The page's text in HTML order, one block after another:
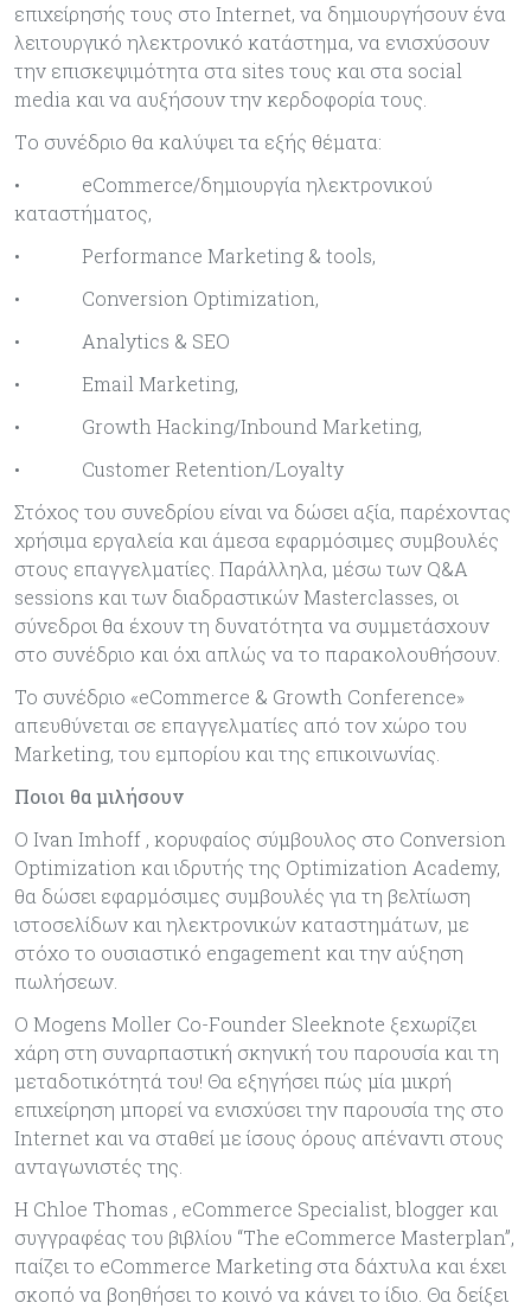
επιχείρησής τους στο Internet, να δημιουργήσουν ένα
λειτουργικό ηλεκτρονικό κατάστημα, να ενισχύσουν
την επισκεψιμότητα στα sites τους και στα social
media και να αυξήσουν την κερδοφορία τους.
Tο συνέδριο θα καλύψει τα εξής θέματα:
• eCommerce/δημιουργία ηλεκτρονικού
καταστήματος,
• Performance Marketing & tools,
• Conversion Optimization,
• Analytics & SEO
• Email Marketing,
• Growth Hacking/Inbound Marketing,
• Customer Retention/Loyalty
Στόχος του συνεδρίου είναι να δώσει αξία, παρέχοντας
χρήσιμα εργαλεία και άμεσα εφαρμόσιμες συμβουλές
στους επαγγελματίες. Παράλληλα, μέσω των Q&A
sessions και των διαδραστικών Masterclasses, οι
σύνεδροι θα έχουν τη δυνατότητα να συμμετάσχουν
στο συνέδριο και όχι απλώς να το παρακολουθήσουν.
Το συνέδριο «eCommerce & Growth Conference»
απευθύνεται σε επαγγελματίες από τον χώρο του
Marketing, του εμπορίου και της επικοινωνίας.
Ποιοι θα μιλήσουν
Ο Ivan Imhoff , κορυφαίος σύμβουλος στο Conversion
Optimization και ιδρυτής της Optimization Academy,
θα δώσει εφαρμόσιμες συμβουλές για τη βελτίωση
ιστοσελίδων και ηλεκτρονικών καταστημάτων, με
στόχο τo ουσιαστικό engagement και την αύξηση
πωλήσεων.
Ο Mogens Moller Co-Founder Sleeknote ξεχωρίζει
χάρη στη συναρπαστική σκηνική του παρουσία και τη
μεταδοτικότητά του! Θα εξηγήσει πώς μία μικρή
επιχείρηση μπορεί να ενισχύσει την παρουσία της στο
Internet και να σταθεί με ίσους όρους απέναντι στους
ανταγωνιστές της.
Η Chloe Thomas , eCommerce Specialist, blogger και
συγγραφέας του βιβλίου “The eCommerce Masterplan”,
παίζει το eCommerce Marketing στα δάχτυλα και έχει
σκοπό να βοηθήσει το κοινό να κάνει το ίδιο. Θα δείξει